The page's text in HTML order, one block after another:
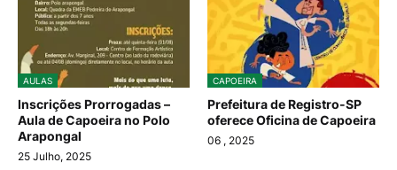
AULAS
Inscrições Prorrogadas –
Aula de Capoeira no Polo
Arapongal
25 Julho, 2025
CAPOEIRA
Prefeitura de Registro-SP
oferece Oficina de Capoeira
06 , 2025